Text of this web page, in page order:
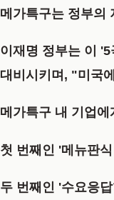
메가특구는 정부의
이재명 정부는 이
대비시키며, "미국
메가특구 내 기업
첫 번째인 '메뉴판
두 번째인 '수요응